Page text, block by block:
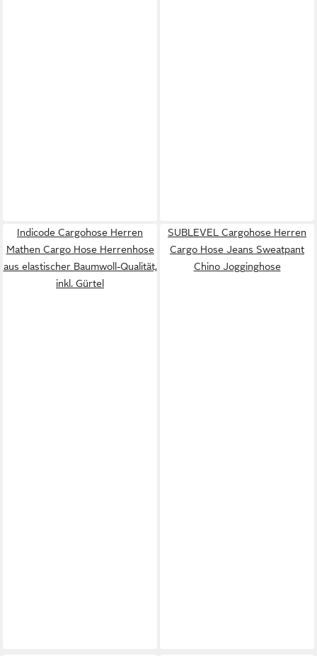
Indicode Cargohose Herren
Mathen Cargo Hose Herrenhose
aus elastischer Baumwoll-Qualität,
inkl. Gürtel
SUBLEVEL Cargohose Herren
Cargo Hose Jeans Sweatpant
Chino Jogginghose